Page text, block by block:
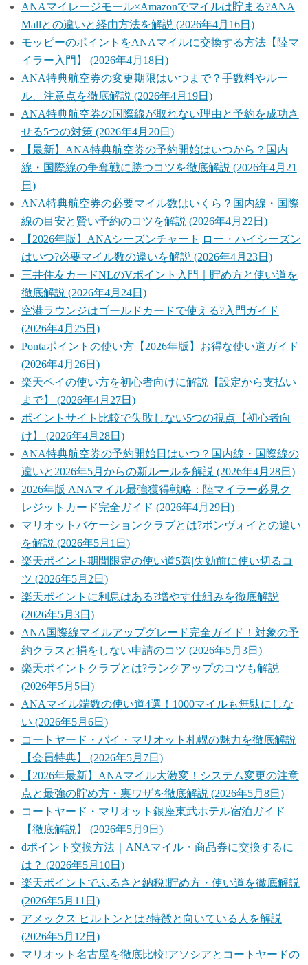
ANAマイレージモール×Amazonでマイルは貯まる?ANA
Mallとの違いと経由方法を解説 (2026年4月16日)
モッピーのポイントをANAマイルに交換する方法【陸マ
イラー入門】 (2026年4月18日)
ANA特典航空券の変更期限はいつまで？手数料やルー
ル、注意点を徹底解説 (2026年4月19日)
ANA特典航空券の国際線が取れない理由と予約を成功さ
せる5つの対策 (2026年4月20日)
【最新】ANA特典航空券の予約開始はいつから？国内
線・国際線の争奪戦に勝つコツを徹底解説 (2026年4月21
日)
ANA特典航空券の必要マイル数はいくら？国内線・国際
線の目安と賢い予約のコツを解説 (2026年4月22日)
【2026年版】ANAシーズンチャート|ロー・ハイシーズン
はいつ?必要マイル数の違いを解説 (2026年4月23日)
三井住友カードNLのVポイント入門｜貯め方と使い道を
徹底解説 (2026年4月24日)
空港ラウンジはゴールドカードで使える?入門ガイド
(2026年4月25日)
Pontaポイントの使い方【2026年版】お得な使い道ガイド
(2026年4月26日)
楽天ペイの使い方を初心者向けに解説【設定から支払い
まで】 (2026年4月27日)
ポイントサイト比較で失敗しない5つの視点【初心者向
け】 (2026年4月28日)
ANA特典航空券の予約開始日はいつ？国内線・国際線の
違いと2026年5月からの新ルールを解説 (2026年4月28日)
2026年版 ANAマイル最強獲得戦略：陸マイラー必見ク
レジットカード完全ガイド (2026年4月29日)
マリオットバケーションクラブとは?ボンヴォイとの違い
を解説 (2026年5月1日)
楽天ポイント期間限定の使い道5選|失効前に使い切るコ
ツ (2026年5月2日)
楽天ポイントに利息はある?増やす仕組みを徹底解説
(2026年5月3日)
ANA国際線マイルアップグレード完全ガイド！対象の予
約クラスと損をしない申請のコツ (2026年5月3日)
楽天ポイントクラブとは?ランクアップのコツも解説
(2026年5月5日)
ANAマイル端数の使い道4選！1000マイルも無駄にしな
い (2026年5月6日)
コートヤード・バイ・マリオット札幌の魅力を徹底解説
【会員特典】 (2026年5月7日)
【2026年最新】ANAマイル大激変！システム変更の注意
点と最強の貯め方・裏ワザを徹底解説 (2026年5月8日)
コートヤード・マリオット銀座東武ホテル宿泊ガイド
【徹底解説】 (2026年5月9日)
dポイント交換方法｜ANAマイル・商品券に交換するに
は？ (2026年5月10日)
楽天ポイントでふるさと納税!貯め方・使い道を徹底解説
(2026年5月11日)
アメックス ヒルトンとは?特徴と向いている人を解説
(2026年5月12日)
マリオット名古屋を徹底比較!アソシアとコートヤードの